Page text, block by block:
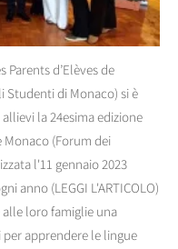
Parents d’Elèves de
Studenti di Monaco) si è
la 24esima edizione
Monaco (Forum dei
l'11 gennaio 2023
anno (LEGGI L'ARTICOLO)
loro famiglie una
apprendere le lingue